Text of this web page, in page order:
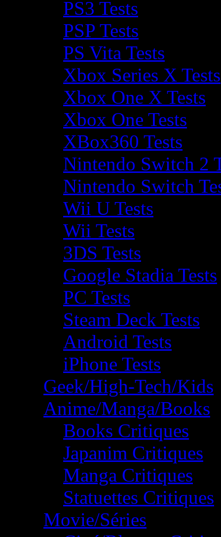
PS3 Tests
PSP Tests
PS Vita Tests
Xbox Series X Tests
Xbox One X Tests
Xbox One Tests
XBox360 Tests
Nintendo Switch 2
Nintendo Switch
Wii U Tests
Wii Tests
3DS Tests
Google Stadia Tests
PC Tests
Steam Deck Tests
Android Tests
iPhone Tests
Geek/High-Tech/Kids
Anime/Manga/Books
Books Critiques
Japanim Critiques
Manga Critiques
Statuettes Critiques
Movie/Séries